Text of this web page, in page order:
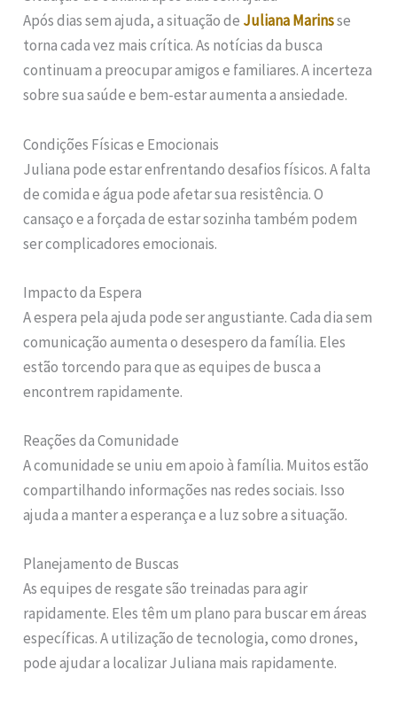
Após dias sem ajuda, a situação de Juliana Marinsse
torna cada vez mais crítica. As notícias da busca
continuam a preocupar amigos e familiares. A incerteza
sobre sua saúde e bem-estar aumenta a ansiedade.
Condições Físicas e Emocionais
Juliana pode estar enfrentando desafios físicos. A falta
de comida e água pode afetar sua resistência. O
cansaço e a forçada de estar sozinha também podem
ser complicadores emocionais.
Impacto da Espera
A espera pela ajuda pode ser angustiante. Cada dia sem
comunicação aumenta o desespero da família. Eles
estão torcendo para que as equipes de busca a
encontrem rapidamente.
Reações da Comunidade
A comunidade se uniu em apoio à família. Muitos estão
compartilhando informações nas redes sociais. Isso
ajuda a manter a esperança e a luz sobre a situação.
Planejamento de Buscas
As equipes de resgate são treinadas para agir
rapidamente. Eles têm um plano para buscar em áreas
específicas. A utilização de tecnologia, como drones,
pode ajudar a localizar Juliana mais rapidamente.